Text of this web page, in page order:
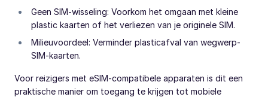
Geen SIM-wisseling: Voorkom het omgaan met kleine
plastic kaarten of het verliezen van je originele SIM.
Milieuvoordeel: Verminder plasticafval van wegwerp-
SIM-kaarten.
Voor reizigers met eSIM-compatibele apparaten is dit een
praktische manier om toegang te krijgen tot mobiele